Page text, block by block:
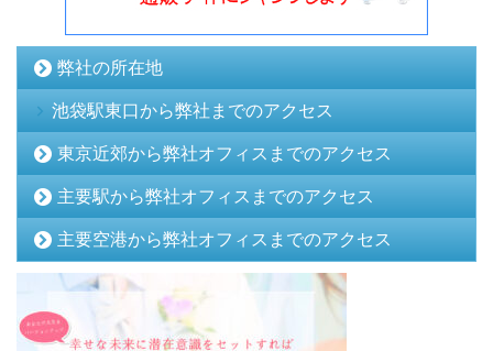
弊社の所在地
池袋駅東口から弊社までのアクセス
東京近郊から弊社オフィスまでのアクセス
主要駅から弊社オフィスまでのアクセス
主要空港から弊社オフィスまでのアクセス